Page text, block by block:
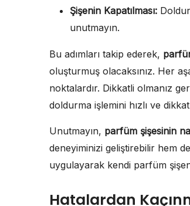
Şişenin Kapatılması:
unutmayın.
Bu adımları takip ederek,
oluşturmuş olacaksınız. Her
noktalardır. Dikkatli olmanız
doldurma işlemini hızlı ve
Unutmayın, parfüm şişesinin
deneyiminizi geliştirebilir hem
uygulayarak kendi parfüm
Hatalardan